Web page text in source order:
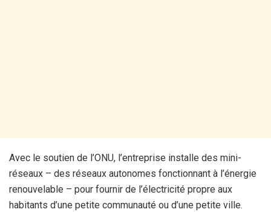
Avec le soutien de l’ONU, l’entreprise installe des mini-
réseaux – des réseaux autonomes fonctionnant à l’énergie
renouvelable – pour fournir de l’électricité propre aux
habitants d’une petite communauté ou d’une petite ville.